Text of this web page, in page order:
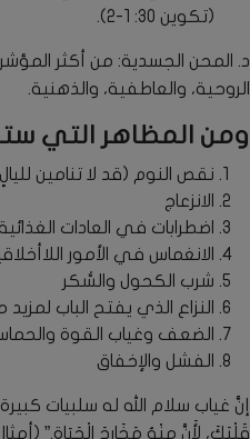
(تكوين 30: 1-2).
د. المحن الجسدية: من أكثر
الروحية، والعاطفية، والذهنية.
ومن المظاهر التي
نقص النوم (قد لا تنامين
الانزعاج
اضطرابات في العادات الغذائية
الانغماس في الأمور
شرب الكحول والسُّكر
النزاع الذي يفتح الباب
الضعف وغياب القوة
الفشل والإخفاق
إنَّ غياب سلام الله له سلبيات
قَلْبَكَ، لأَنَّ مِنْهُ مَخَارِجَ الْحَيَاةِ.” (أمثال 4: